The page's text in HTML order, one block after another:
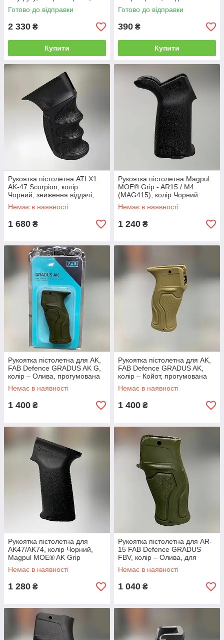
рукоятка для ПМ з кнопкою
скидання
Готово до відправки
2 330 ₴
Купити
усередині
Готово до відправки
390 ₴
Купити
Рукоятка пістолетна ATI X1
AK-47 Scorpion, колір
Чорний, зниження віддачі,
полімер, A.5.40.2346
Немає в наявності
1 680 ₴
Рукоятка пістолетна Magpul
MOE® Grip - AR15 / M4
(MAG415), колір Чорний
Немає в наявності
1 240 ₴
Рукоятка пістолетна для AK,
FAB Defence GRADUS AK G,
колір – Олива, прогумована
для AK-47/74, AKM, АКС-74У
Немає в наявності
1 400 ₴
Рукоятка пістолетна для AK,
FAB Defence GRADUS AK,
колір – Койот, прогумована
для AK-47/74, AKM, АКС-74У
Немає в наявності
1 400 ₴
Рукоятка пістолетна для
AK47/AK74, колір Чорний,
Magpul MOE® AK Grip
(MAG523)
Немає в наявності
1 280 ₴
Рукоятка пістолетна для AR-
15 FAB Defence GRADUS
FBV, колір – Олива, для
карабінів AR10 / M4 / M16 /
SR-25
Немає в наявності
1 040 ₴